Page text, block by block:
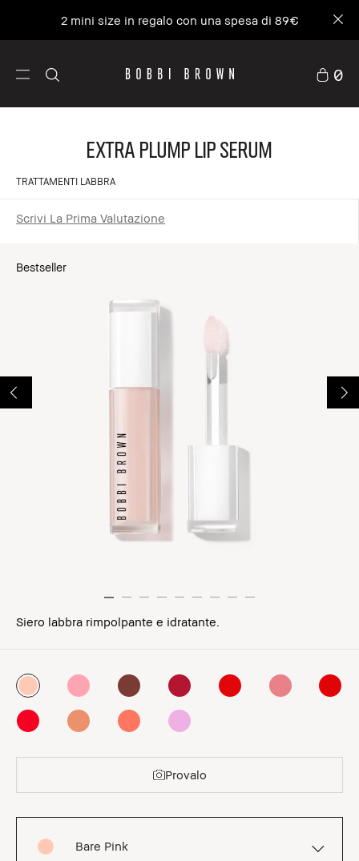
2 mini size in regalo con una spesa di 89€
0
Extra Plump Lip Serum
TRATTAMENTI LABBRA
Scrivi La Prima Valutazione
Bestseller
Siero labbra rimpolpante e idratante.
Provalo
Bare Pink